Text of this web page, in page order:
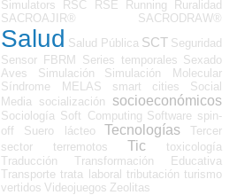
Simulators
RSC RSE Running
Ruralidad
SACROAJIR®
SACRODRAW®
Salud Salud Pública SCT Seguridad
Sensor FBRM
Series temporales Sexado
Aves
Simulación
Simulación Molecular
Síndrome MELAS
smart cities
Social
Media socialización socioeconómicos
Sociología Soft Computing Software spin-
off
Suero lácteo Tecnologías
Tercer
sector
terremotos Tic
toxicología
Traducción
Transformación Educativa
Transporte trata laboral tributación turismo
vertidos Videojuegos Zeolitas